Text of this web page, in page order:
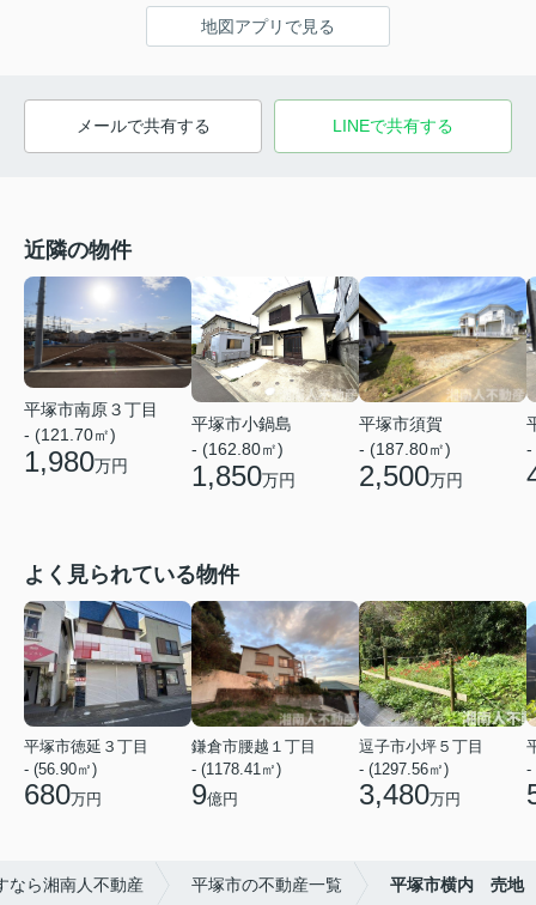
地図アプリで見る
メールで共有する LINEで共有する
近隣の物件
平塚市南原３丁目
- (121.70㎡)
1,980万円
平塚市小鍋島
- (162.80㎡)
1,850万円
平塚市須賀
- (187.80㎡)
2,500万円
-
よく見られている物件
平塚市徳延３丁目
- (56.90㎡)
680万円
鎌倉市腰越１丁目
- (1178.41㎡)
9億円
逗子市小坪５丁目
- (1297.56㎡)
3,480万円
-
なら湘南人不動産 平塚市の不動産一覧 平塚市横内 売地